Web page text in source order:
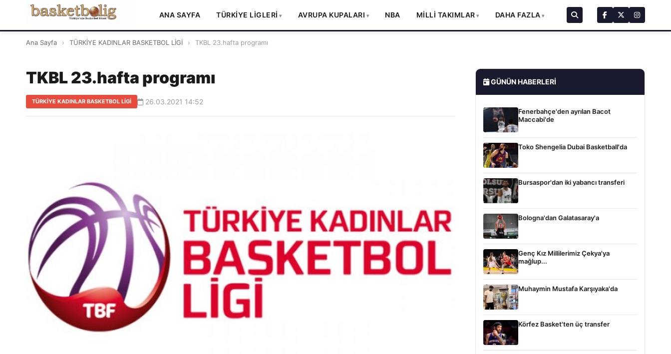
ANA SAYFA TÜRKİYE LİGLERİ AVRUPA KUPALARI NBA MİLLİ TAKIMLAR DAHA FAZLA
Ana Sayfa › TÜRKİYE KADINLAR BASKETBOL LİGİ › TKBL 23.hafta programı
TKBL 23.hafta programı
TÜRKİYE KADINLAR BASKETBOL LİGİ 26.03.2021 14:52
GÜNÜN HABERLERI
Fenerbahçe'den ayrılan Bacot
Maccabi'de
Toko Shengelia Dubai Basketball'da
Bursaspor'dan iki yabancı transferi
Bologna'dan Galatasaray'a
Genç Kız Millilerimiz Çekya'ya
mağlup...
Muhaymin Mustafa Karşıyaka'da
Körfez Basket'ten üç transfer